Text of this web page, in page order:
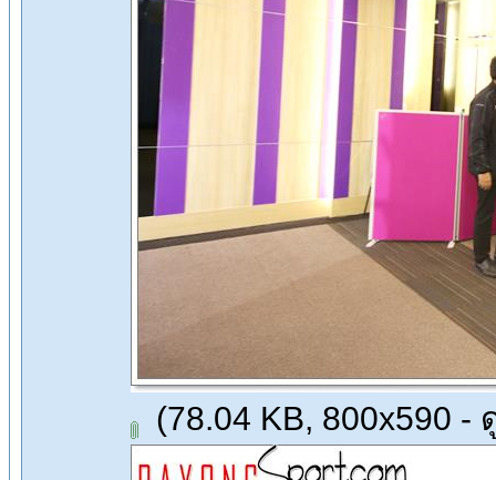
(78.04 KB, 800x590 -